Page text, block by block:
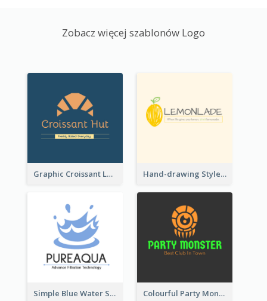
Zobacz więcej szablonów Logo
Graphic Croissant Logo For Bakery Hand-drawing Style Fruit Logo
Simple Blue Water Splash Logo Colourful Party Monster Logo For Club